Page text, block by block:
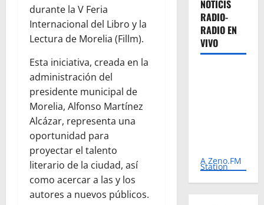
durante la V Feria
Internacional del Libro y la
Lectura de Morelia (Fillm).
Esta iniciativa, creada en la
administración del
presidente municipal de
Morelia, Alfonso Martínez
Alcázar, representa una
oportunidad para
proyectar el talento
literario de la ciudad, así
como acercar a las y los
autores a nuevos públicos.
NOTICIS
RADIO-
RADIO EN
VIVO
A Zeno.FM
Station